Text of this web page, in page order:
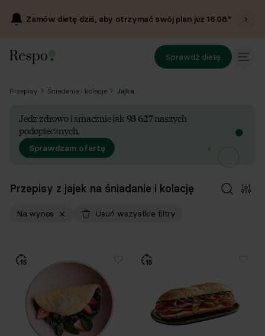
Zamów dietę dziś, aby otrzymać swój plan już16.08.*
Sprawdź dietę
Przepisy Śniadania i kolacje Jajka
Jedz zdrowo i smacznie jak93 627naszych
podopiecznych.
Sprawdzam ofertę
Przepisy z jajek na śniadanie i kolację
Na wynos Usuń wszystkie filtry